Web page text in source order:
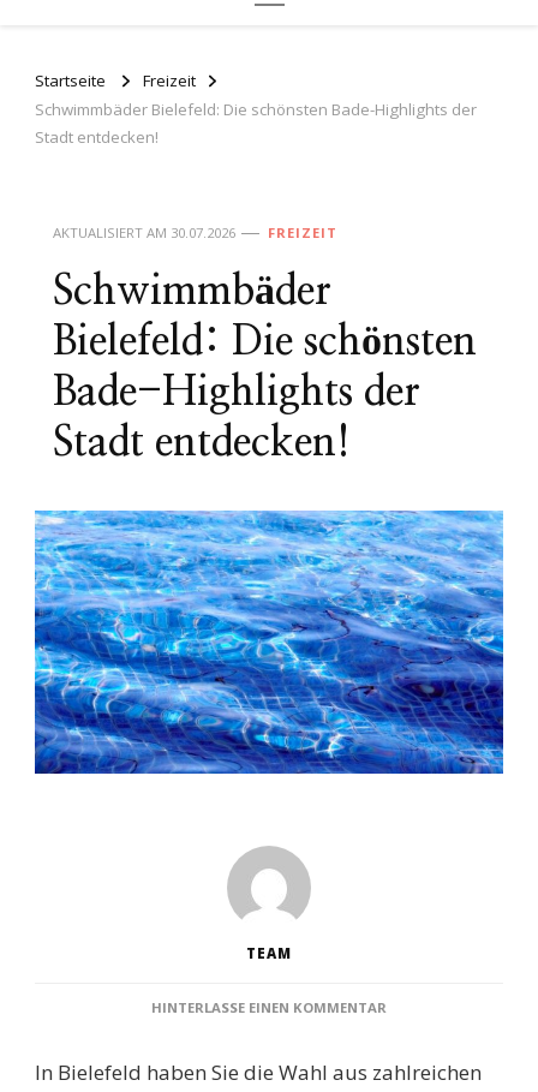
Startseite
Freizeit
Schwimmbäder Bielefeld: Die schönsten Bade-Highlights der
Stadt entdecken!
AKTUALISIERT AM 30.07.2026 FREIZEIT
Schwimmbäder
Bielefeld: Die schönsten
Bade-Highlights der
Stadt entdecken!
TEAM
HINTERLASSE EINEN KOMMENTAR
DIE
In Bielefeld haben Sie die Wahl aus zahlreichen